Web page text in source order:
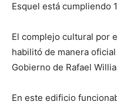
Esquel está cumpliendo
El complejo cultural por
habilitó de manera
Gobierno de Rafael
En este edificio